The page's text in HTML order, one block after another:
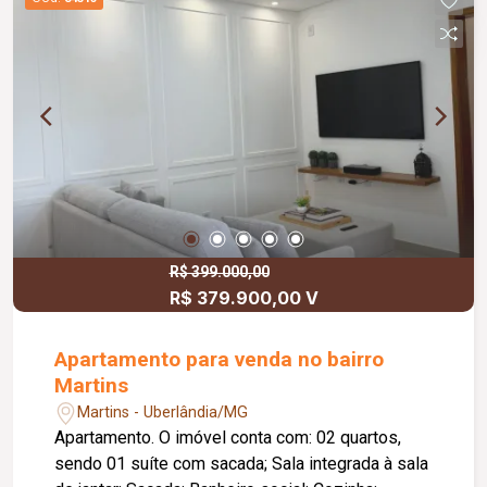
R$ 399.000,00
R$ 379.900,00 V
Apartamento para venda no bairro
Martins
Martins - Uberlândia/MG
Apartamento. O imóvel conta com: 02 quartos,
sendo 01 suíte com sacada; Sala integrada à sala